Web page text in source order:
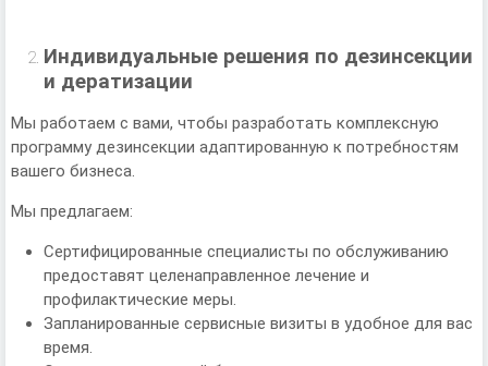
Индивидуальные решения по дезинсекции
и дератизации
Мы работаем с вами, чтобы разработать комплексную
программу дезинсекции адаптированную к потребностям
вашего бизнеса.
Мы предлагаем:
Сертифицированные специалисты по обслуживанию
предоставят целенаправленное лечение и
профилактические меры.
Запланированные сервисные визиты в удобное для вас
время.